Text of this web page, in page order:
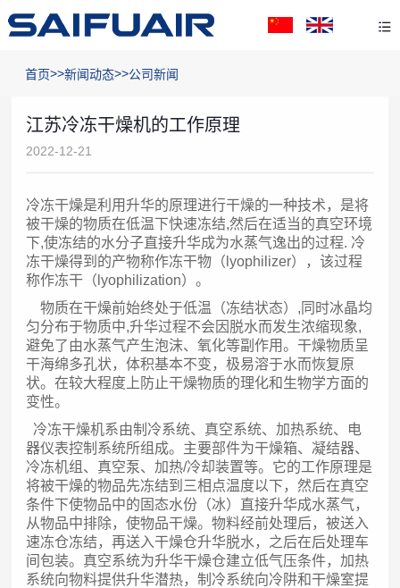
首页>>新闻动态>>公司新闻
江苏冷冻干燥机的工作原理
2022-12-21
冷冻干燥是利用升华的原理进行干燥的一种技术，是将
被干燥的物质在低温下快速冻结,然后在适当的真空环境
下,使冻结的水分子直接升华成为水蒸气逸出的过程. 冷
冻干燥得到的产物称作冻干物（lyophilizer），该过程
称作冻干（lyophilization）。
物质在干燥前始终处于低温（冻结状态）,同时冰晶均
匀分布于物质中,升华过程不会因脱水而发生浓缩现象,
避免了由水蒸气产生泡沫、氧化等副作用。干燥物质呈
干海绵多孔状，体积基本不变，极易溶于水而恢复原
状。在较大程度上防止干燥物质的理化和生物学方面的
变性。
冷冻干燥机系由制冷系统、真空系统、加热系统、电
器仪表控制系统所组成。主要部件为干燥箱、凝结器、
冷冻机组、真空泵、加热/冷却装置等。它的工作原理是
将被干燥的物品先冻结到三相点温度以下，然后在真空
条件下使物品中的固态水份（冰）直接升华成水蒸气，
从物品中排除，使物品干燥。物料经前处理后，被送入
速冻仓冻结，再送入干燥仓升华脱水，之后在后处理车
间包装。真空系统为升华干燥仓建立低气压条件，加热
系统向物料提供升华潜热，制冷系统向冷阱和干燥室提